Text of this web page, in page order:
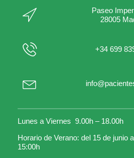
Paseo
28005
+34 699
Lunes a Viernes 9.00h – 18.00h
Horario de Verano: del 15 de junio
15:00h